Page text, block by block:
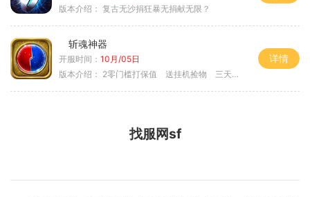
版本介绍： 复古无沙捐狂暴无捐献无限？
斩魂神器
开服时间： 10月/05日
版本介绍： 2零门槛打保值 送挂机捡物 三天合区
详情
找服网sf